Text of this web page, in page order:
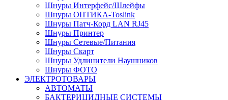
Шнуры Интерфейс/Шлейфы
Шнуры ОПТИКА-Toslink
Шнуры Патч-Корд LAN RJ45
Шнуры Принтер
Шнуры Сетевые/Питания
Шнуры Скарт
Шнуры Удлинители Наушников
Шнуры ФОТО
ЭЛЕКТРОТОВАРЫ
АВТОМАТЫ
БАКТЕРИЦИДНЫЕ СИСТЕМЫ